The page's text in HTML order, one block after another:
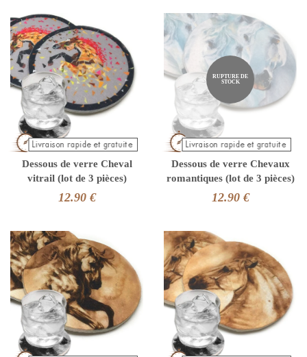
Dessous de verre Cheval
vitrail (lot de 3 pièces)
12.90 €
RUPTURE DE
STOCK
Dessous de verre Chevaux
romantiques (lot de 3 pièces)
12.90 €